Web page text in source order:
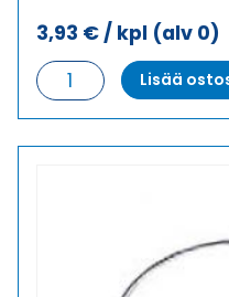
3,93 € / kpl (alv 0)
KANSI
KANSI
määrä
Lisää